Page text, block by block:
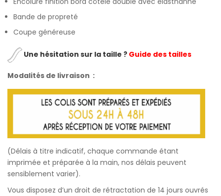
Bande de propreté
Coupe généreuse
Une hésitation sur la taille ? Guide des tailles
Modalités de livraison :
(Délais à titre indicatif, chaque commande étant
imprimée et préparée à la main, nos délais peuvent
sensiblement varier).
Vous disposez d’un droit de rétractation de 14 jours ouvrés